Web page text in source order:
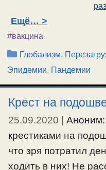
Ещё…
#вакцина
Рубрики
Глобализм,
Эпидемии, Пандемии
Крест на
25.09.2020 | Аноним:
крестиками на
что зря потратил
ходить в них! Не